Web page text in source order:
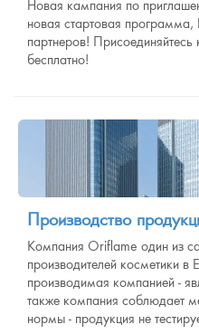
Новая кампания по
новая стартовая
партнеров!
бесплатно!
Производство
Компания Oriflame один из
производителей косметики в
производимая компанией -
также компания соблюдает
нормы - продукция не